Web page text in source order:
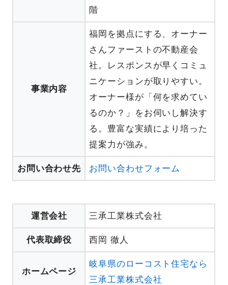
階
事業内容
福岡を拠点にする、オーナー
さんファーストの不動産会
社。レスポンスが早くコミュ
ニケーションが取りやすい。
オーナー様が「何を求めてい
るのか？」をお伺いし解決す
る。豊富な実績により培った
提案力が強み。
お問い合わせ先 お問い合わせフォーム
運営会社 三承工業株式会社
代表取締役 西岡 徹人
ホームページ
岐阜県のローコスト住宅なら
三承工業株式会社